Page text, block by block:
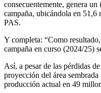
consecuentemente, genera
campaña, ubicándola en 51,6
PAS.
Y completa: “Como
campaña en curso (2024/25)
Así, a pesar de las pérdidas
proyección del área
producción actual en 49